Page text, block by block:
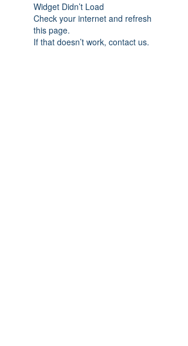
Widget Didn’t Load
Check your internet and refresh
this page.
If that doesn’t work, contact us.